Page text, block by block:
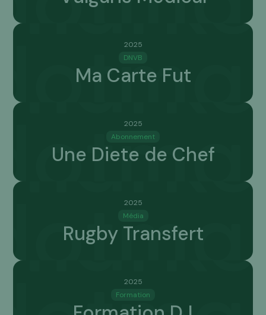
2025
2025
DNVB
Ma Carte Fut
2025
2025
Abonnement
Une Diete de Chef
2025
2025
Média
Rugby Transfert
2025
2025
Formation